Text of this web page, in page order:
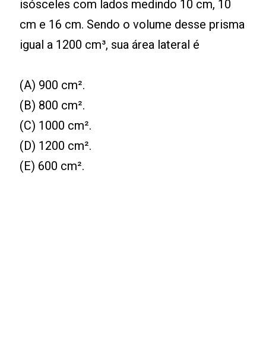
isósceles com lados medindo 10 cm, 10
cm e 16 cm. Sendo o volume desse prisma
igual a 1200 cm³, sua área lateral é
(A) 900 cm².
(B) 800 cm².
(C) 1000 cm².
(D) 1200 cm².
(E) 600 cm².